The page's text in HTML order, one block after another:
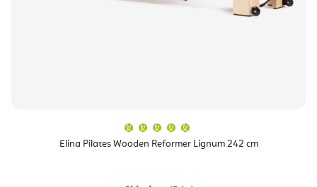
Elina Pilates Wooden Reformer Lignum 242 cm
produktu
je
hvězdiček.